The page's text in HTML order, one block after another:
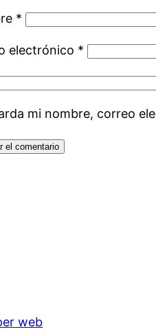
*
electrónico *
mi nombre, correo
web